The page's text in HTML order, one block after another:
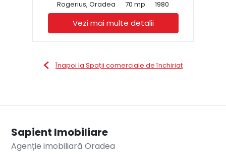
Rogerius, Oradea
70 mp 1980
Vezi mai multe detalii
Înapoi la Spații comerciale de închiriat
Sapient Imobiliare
Agenție imobiliară Oradea